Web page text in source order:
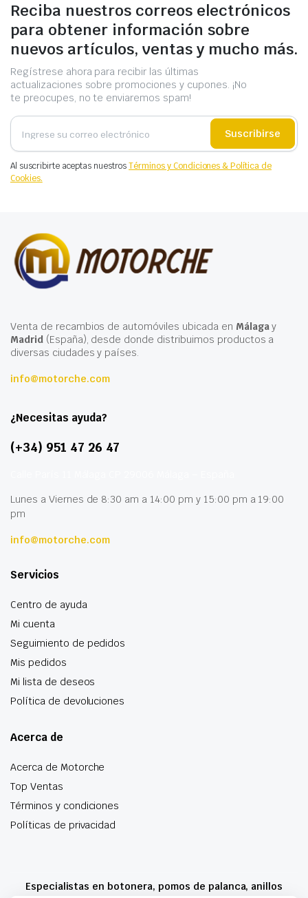
Reciba nuestros correos electrónicos
para obtener información sobre
nuevos artículos, ventas y mucho más.
Regístrese ahora para recibir las últimas
actualizaciones sobre promociones y cupones. ¡No
te preocupes, no te enviaremos spam!
Suscribirse
Al suscribirte aceptas nuestrosTérminos y Condiciones & Política de
Cookies.
Venta de recambios de automóviles ubicada en Málagay
Madrid(España), desde donde distribuimos productos a
diversas ciudades y países.
info@motorche.com
¿Necesitas ayuda?
(+34) 951 47 26 47
Lunes a Viernes de 8:30 am a 14:00 pm y 15:00 pm a 19:00
pm
info@motorche.com
Servicios
Centro de ayuda
Mi cuenta
Seguimiento de pedidos
Mis pedidos
Mi lista de deseos
Política de devoluciones
Acerca de
Acerca de Motorche
Top Ventas
Términos y condiciones
Políticas de privacidad
Especialistas en botonera, pomos de palanca, anillos